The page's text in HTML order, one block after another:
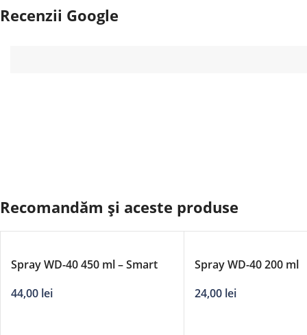
Recenzii Google
Recomandăm și aceste produse
Spray WD-40 450 ml – Smart
44,00 lei
Spray WD-40 200 ml
24,00 lei